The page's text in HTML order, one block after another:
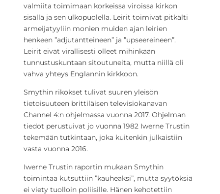
valmiita toimimaan korkeissa viroissa kirkon
sisällä ja sen ulkopuolella. Leirit toimivat pitkälti
armeijatyyliin monien muiden ajan leirien
henkeen ”adjutantteineen” ja ”upseereineen”.
Leirit eivät virallisesti olleet mihinkään
tunnustuskuntaan sitoutuneita, mutta niillä oli
vahva yhteys Englannin kirkkoon.
Smythin rikokset tulivat suuren yleisön
tietoisuuteen brittiläisen televisiokanavan
Channel 4:n ohjelmassa vuonna 2017. Ohjelman
tiedot perustuivat jo vuonna 1982 Iwerne Trustin
tekemään tutkintaan, joka kuitenkin julkaistiin
vasta vuonna 2016.
Iwerne Trustin raportin mukaan Smythin
toimintaa kutsuttiin ”kauheaksi”, mutta syytöksiä
ei viety tuolloin poliisille. Hänen kehotettiin